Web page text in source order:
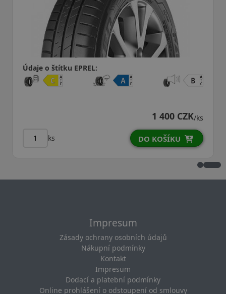
Údaje o štítku EPREL:
1 400 CZK/ks
ks DO KOŠÍKU
Impresum
Zásady ochrany osobních údajů
Nákupní podmínky
Kontakt
Impresum
Dodací a platební podmínky
Online prohlášení o odstoupení od smlouvy